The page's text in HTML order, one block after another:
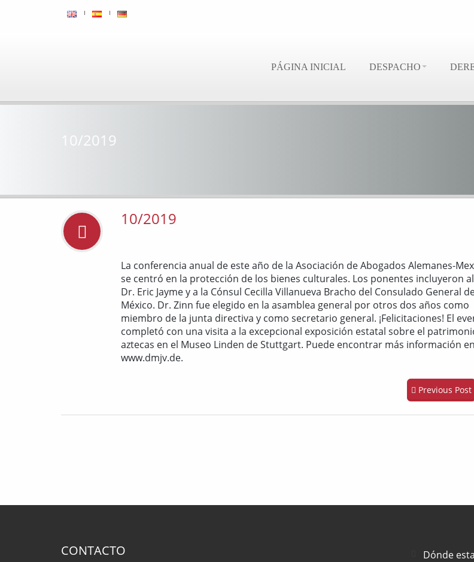
PÁGINA INICIAL DESPACHO
10/2019
10/2019
La conferencia anual de este año de la Asociación de Abogados Alemanes-
se centró en la protección de los bienes culturales. Los ponentes incluyeron
Dr. Eric Jayme y a la Cónsul Cecilla Villanueva Bracho del Consulado General
México. Dr. Zinn fue elegido en la asamblea general por otros dos años como
miembro de la junta directiva y como secretario general. ¡Felicitaciones! El
completó con una visita a la excepcional exposición estatal sobre el
aztecas en el Museo Linden de Stuttgart. Puede encontrar más información en
www.dmjv.de.
Previous Post
CONTACTO
Dónde